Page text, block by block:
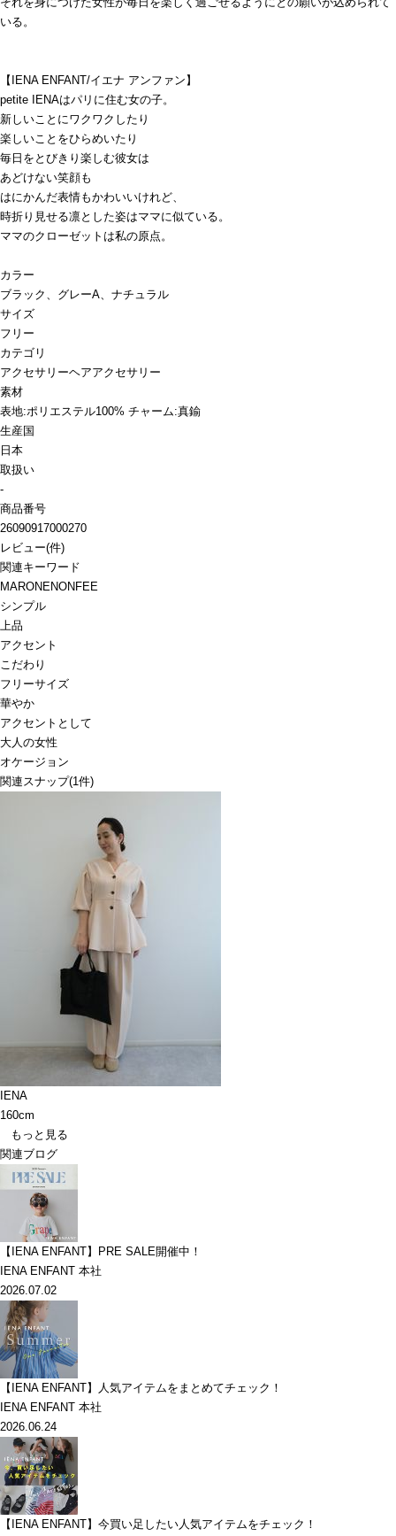
いる。
【IENA ENFANT/イエナ アンファン】
petite IENAはパリに住む女の子。
新しいことにワクワクしたり
楽しいことをひらめいたり
毎日をとびきり楽しむ彼女は
あどけない笑顔も
はにかんだ表情もかわいいけれど、
時折り見せる凛とした姿はママに似ている。
ママのクローゼットは私の原点。
カラー
ブラック、グレーA、ナチュラル
サイズ
フリー
カテゴリ
アクセサリーヘアアクセサリー
素材
表地:ポリエステル100% チャーム:真鍮
生産国
日本
取扱い
-
商品番号
26090917000270
レビュー(件)
関連キーワード
MARONENONFEE
シンプル
上品
アクセント
こだわり
フリーサイズ
華やか
アクセントとして
大人の女性
オケージョン
関連スナップ(1件)
IENA
160cm
もっと見る
関連ブログ
【IENA ENFANT】PRE SALE開催中！
IENA ENFANT 本社
2026.07.02
【IENA ENFANT】人気アイテムをまとめてチェック！
IENA ENFANT 本社
2026.06.24
【IENA ENFANT】今買い足したい人気アイテムをチェック！